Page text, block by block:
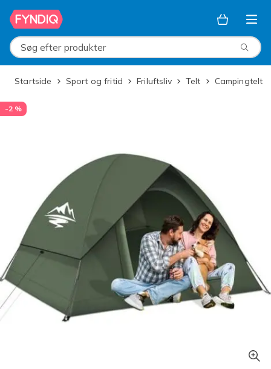
Spring til hovedindhold
Søg efter produkter
Startside Sport og fritid Friluftsliv Telt Campingtelt
-2 %